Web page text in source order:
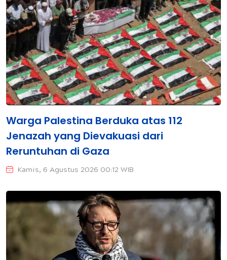
Warga Palestina Berduka atas 112
Jenazah yang Dievakuasi dari
Reruntuhan di Gaza
Kamis, 6 Agustus 2026 00:12 WIB